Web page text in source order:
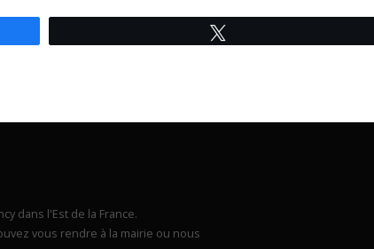
dans l'Est de la France.
vous rendre à la mairie ou nous